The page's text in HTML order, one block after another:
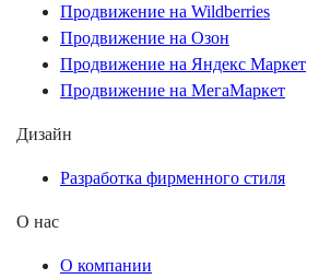
Продвижение на Wildberries
Продвижение на Озон
Продвижение на Яндекс Маркет
Продвижение на МегаМаркет
Дизайн
Разработка фирменного стиля
О нас
О компании